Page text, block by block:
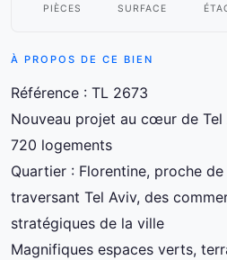
PIÈCES SURFACE
À PROPOS DE CE BIEN
Référence : TL 2673
Nouveau projet au cœur de
720 logements
Quartier : Florentine, proche
traversant Tel Aviv, des
stratégiques de la ville
Magnifiques espaces verts,